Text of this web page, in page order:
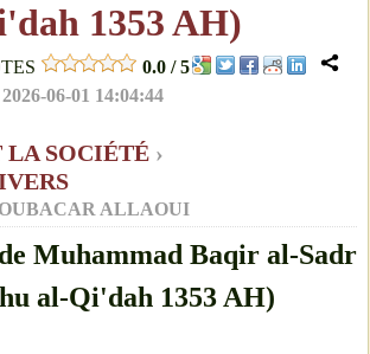
1353 AH)
0.0 /5
SOCIÉTÉ ›
2026-06-01 14:04:44
ALLAOUI
Muhammad Baqir al-Sadr
al-Qi'dah 1353 AH)